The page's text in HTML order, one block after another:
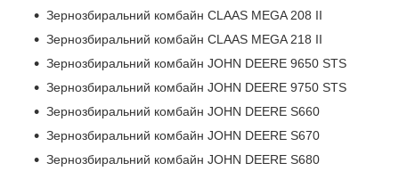
Зернозбиральний комбайн CLAAS MEGA 208 II
Зернозбиральний комбайн CLAAS MEGA 218 II
Зернозбиральний комбайн JOHN DEERE 9650 STS
Зернозбиральний комбайн JOHN DEERE 9750 STS
Зернозбиральний комбайн JOHN DEERE S660
Зернозбиральний комбайн JOHN DEERE S670
Зернозбиральний комбайн JOHN DEERE S680